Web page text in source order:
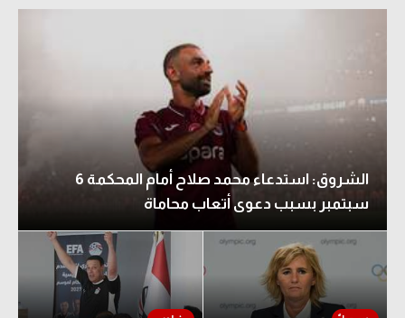
الشروق: استدعاء محمد صلاح أمام المحكمة 6
سبتمبر بسبب دعوى أتعاب محاماة